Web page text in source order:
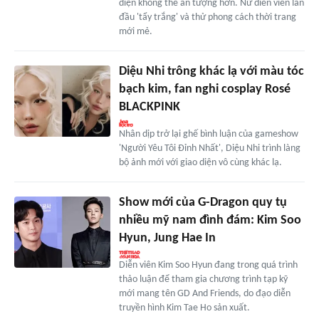
diện không thể ấn tượng hơn. Nữ diễn viên lần
đầu 'tẩy trắng' và thử phong cách thời trang
mới mẻ.
Diệu Nhi trông khác lạ với màu tóc
bạch kim, fan nghi cosplay Rosé
BLACKPINK
Nhân dịp trở lại ghế bình luận của gameshow
'Người Yêu Tôi Đỉnh Nhất', Diệu Nhi trình làng
bộ ảnh mới với giao diện vô cùng khác lạ.
Show mới của G-Dragon quy tụ
nhiều mỹ nam đình đám: Kim Soo
Hyun, Jung Hae In
Diễn viên Kim Soo Hyun đang trong quá trình
thảo luận để tham gia chương trình tạp kỹ
mới mang tên GD And Friends, do đạo diễn
truyền hình Kim Tae Ho sản xuất.